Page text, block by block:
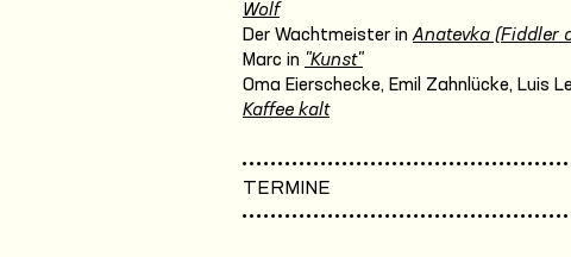
Wolf
Der Wachtmeister in Anatevka (Fiddler
Marc in "Kunst"
Oma Eierschecke, Emil Zahnlücke, Luis
Kaffee kalt
TERMINE